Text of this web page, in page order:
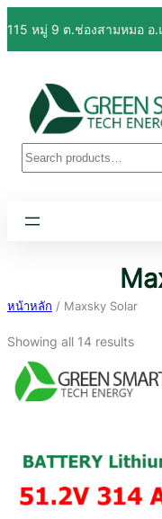
115 หมู่ 9 ต.ช่องสามหมอ อ
ค้นหา
หน้าหลัก / Maxsky Solar
Showing all 14 results